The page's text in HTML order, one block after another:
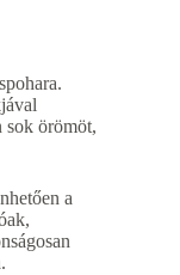
sok örömöt,
a